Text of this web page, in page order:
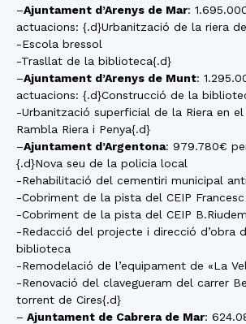
–Ajuntament d’Arenys de Mar:
actuacions: {.d}Urbanització de la riera
-Escola bressol
-Trasllat de la biblioteca{.d}
–Ajuntament d’Arenys de Munt:
actuacions: {.d}Construcció de la
-Urbanització superficial de la Riera en
Rambla Riera i Penya{.d}
–Ajuntament d’Argentona: 979.780€
{.d}Nova seu de la policia local
-Rehabilitació del cementiri municipal
-Cobriment de la pista del CEIP
-Cobriment de la pista del CEIP
-Redacció del projecte i direcció d’obra
biblioteca
-Remodelació de l’equipament de «La
-Renovació del clavegueram del carrer
torrent de Cires{.d}
– Ajuntament de Cabrera de Mar: